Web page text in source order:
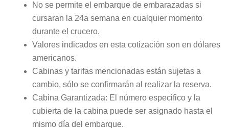
No se permite el embarque de embarazadas si
cursaran la 24a semana en cualquier momento
durante el crucero.
Valores indicados en esta cotización son en dólares
americanos.
Cabinas y tarifas mencionadas están sujetas a
cambio, sólo se confirmarán al realizar la reserva.
Cabina Garantizada: El número especifico y la
cubierta de la cabina puede ser asignado hasta el
mismo día del embarque.